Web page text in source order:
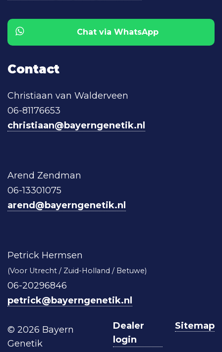
Chat via WhatsApp
Contact
Christiaan van Walderveen
06-81176653
christiaan@bayerngenetik.nl
Arend Zendman
06-13301075
arend@bayerngenetik.nl
Petrick Hermsen
(Voor Utrecht / Zuid-Holland / Betuwe)
06-20296846
petrick@bayerngenetik.nl
© 2026 Bayern
Genetik
Dealer
login
Sitemap